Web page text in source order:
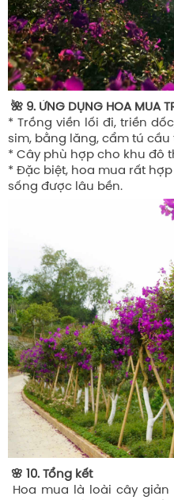
🌺 9. ỨNG DỤNG HOA MUA
* Trồng viền lối đi, triền
sim, bằng lăng, cẩm tú
* Cây phù hợp cho khu đô
* Đặc biệt, hoa mua rất
sống được lâu bền.
🌸 10. Tổng kết
Hoa mua là loài cây